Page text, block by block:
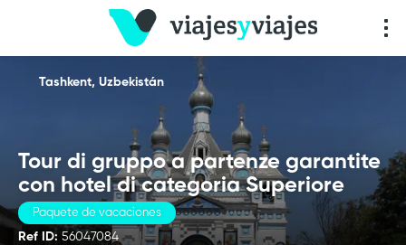
Tour di gruppo a partenze garantite
con hotel di categoria Superiore
Paquete de vacaciones
Ref ID: 56047084
Tashkent, Uzbekistán